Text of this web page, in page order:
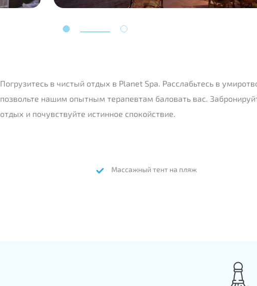
Погрузитесь в чистый отдых в Planet Spa. Расслабьтесь в
позвольте нашим опытным терапевтам баловать вас.
отдых и почувствуйте истинное спокойствие.
Массажный тент на пляж